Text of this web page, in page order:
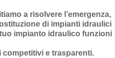
a risolvere l’emergenza,
di impianti idraulici
impianto idraulico funzioni
competitivi e trasparenti.